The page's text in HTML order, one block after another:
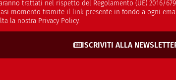
trattati nel rispetto del Regolamento (UE) 2016/
momento tramite il link presente in fondo a ogni
la nostra Privacy Policy.
ISCRIVITI ALLA